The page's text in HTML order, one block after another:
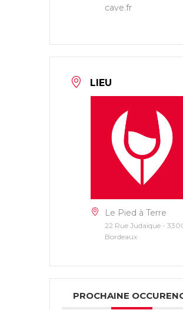
cave.fr
LIEU
Le Pied à Terre
22 Rue Judaïque -
Bordeaux
PROCHAINE